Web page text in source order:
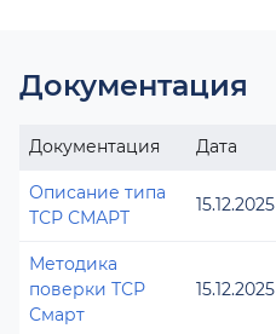
Документация
Документация Дата
Описание типа
ТСР СМАРТ
15.12.2025
Методика
поверки ТСР
Смарт
15.12.2025